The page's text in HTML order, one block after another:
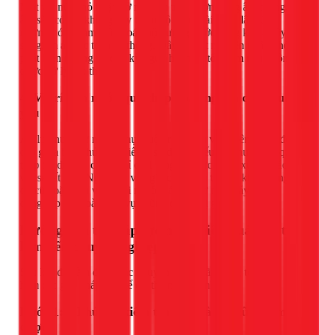
Một vết nứt nhỏ hoặc hở mối nối trên đường ống âm tường,
âm sàn có thể không gây thấm dột ra ngoài ngay lập tức,
nhưng nó lại làm thất thoát một lượng nước đáng kể và gây
sụt giảm áp lực toàn hệ thống. Đây là một nguyên nhân khó
phát hiện nhưng lại cực kỳ nguy hiểm và tốn kém nếu không
được xử lý kịp thời.
4. Vị trí bồn nước quá thấp hoặc nguồn cấp chung
yếu
Áp lực nước tự nhiên phụ thuộc rất nhiều vào chênh lệch độ
cao giữa bồn chứa và thiết bị sử dụng. Nếu bồn nước đặt quá
thấp (ví dụ nhà cấp 4 chỉ có 1 tầng), áp lực nước xuống các
vòi sẽ rất yếu. Ngoài ra, vào giờ cao điểm tại các khu chung
cư cũ hoặc khu vực cuối nguồn, áp lực từ nhà máy nước
cung cấp cho toàn khu vực cũng có thể bị giảm.
Hướng dẫn tăng áp lực nước hiệu quả: Từ tự
làm đến chuyên nghiệp
Sau khi đã nắm được các nguyên nhân, hãy cùng tôi thực
hiện các giải pháp sau để cải thiện tình hình.
Bước 1: 5 Phút tự kiểm tra tại nhà (Ai cũng làm
được)